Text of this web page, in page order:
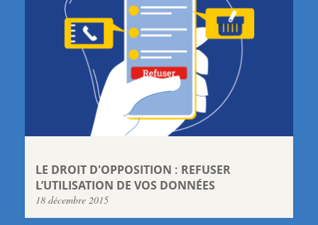
LE DROIT D'OPPOSITION : REFUSER
L’UTILISATION DE VOS DONNÉES
18 décembre 2015